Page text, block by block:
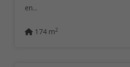
en...
174 m2